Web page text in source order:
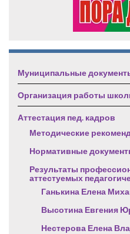
Муниципальные
Организация работы
Аттестация пед. кадров
Методические
Нормативные
Результаты
аттестуемых
Ганькина Елена
Высотина Евгения
Нестерова Елена